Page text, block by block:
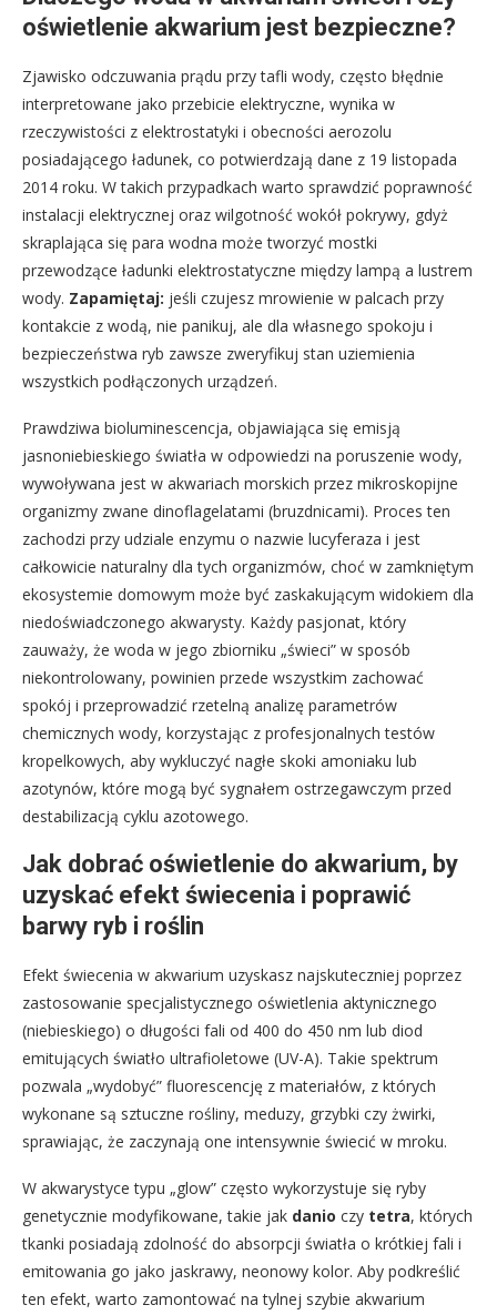
oświetlenie akwarium jest bezpieczne?
Zjawisko odczuwania prądu przy tafli wody, często błędnie
interpretowane jako przebicie elektryczne, wynika w
rzeczywistości z elektrostatyki i obecności aerozolu
posiadającego ładunek, co potwierdzają dane z 19 listopada
2014 roku. W takich przypadkach warto sprawdzić poprawność
instalacji elektrycznej oraz wilgotność wokół pokrywy, gdyż
skraplająca się para wodna może tworzyć mostki
przewodzące ładunki elektrostatyczne między lampą a lustrem
wody. Zapamiętaj: jeśli czujesz mrowienie w palcach przy
kontakcie z wodą, nie panikuj, ale dla własnego spokoju i
bezpieczeństwa ryb zawsze zweryfikuj stan uziemienia
wszystkich podłączonych urządzeń.
Prawdziwa bioluminescencja, objawiająca się emisją
jasnoniebieskiego światła w odpowiedzi na poruszenie wody,
wywoływana jest w akwariach morskich przez mikroskopijne
organizmy zwane dinoflagelatami (bruzdnicami). Proces ten
zachodzi przy udziale enzymu o nazwie lucyferaza i jest
całkowicie naturalny dla tych organizmów, choć w zamkniętym
ekosystemie domowym może być zaskakującym widokiem dla
niedoświadczonego akwarysty. Każdy pasjonat, który
zauważy, że woda w jego zbiorniku „świeci” w sposób
niekontrolowany, powinien przede wszystkim zachować
spokój i przeprowadzić rzetelną analizę parametrów
chemicznych wody, korzystając z profesjonalnych testów
kropelkowych, aby wykluczyć nagłe skoki amoniaku lub
azotynów, które mogą być sygnałem ostrzegawczym przed
destabilizacją cyklu azotowego.
Jak dobrać oświetlenie do akwarium, by
uzyskać efekt świecenia i poprawić
barwy ryb i roślin
Efekt świecenia w akwarium uzyskasz najskuteczniej poprzez
zastosowanie specjalistycznego oświetlenia aktynicznego
(niebieskiego) o długości fali od 400 do 450 nm lub diod
emitujących światło ultrafioletowe (UV-A). Takie spektrum
pozwala „wydobyć” fluorescencję z materiałów, z których
wykonane są sztuczne rośliny, meduzy, grzybki czy żwirki,
sprawiając, że zaczynają one intensywnie świecić w mroku.
W akwarystyce typu „glow” często wykorzystuje się ryby
genetycznie modyfikowane, takie jak danio czy tetra, których
tkanki posiadają zdolność do absorpcji światła o krótkiej fali i
emitowania go jako jaskrawy, neonowy kolor. Aby podkreślić
ten efekt, warto zamontować na tylnej szybie akwarium